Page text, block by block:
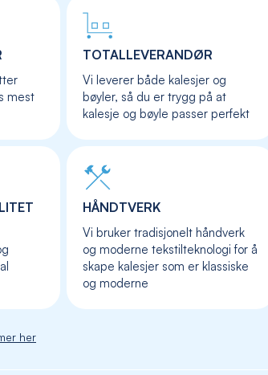
mest
TOTALLEVERANDØR
Vi leverer både kalesjer og
bøyler, så du er trygg på at
kalesje og bøyle passer perfekt
HÅNDTVERK
Vi bruker tradisjonelt håndverk
og moderne tekstilteknologi for å
skape kalesjer som er klassiske
og moderne
her